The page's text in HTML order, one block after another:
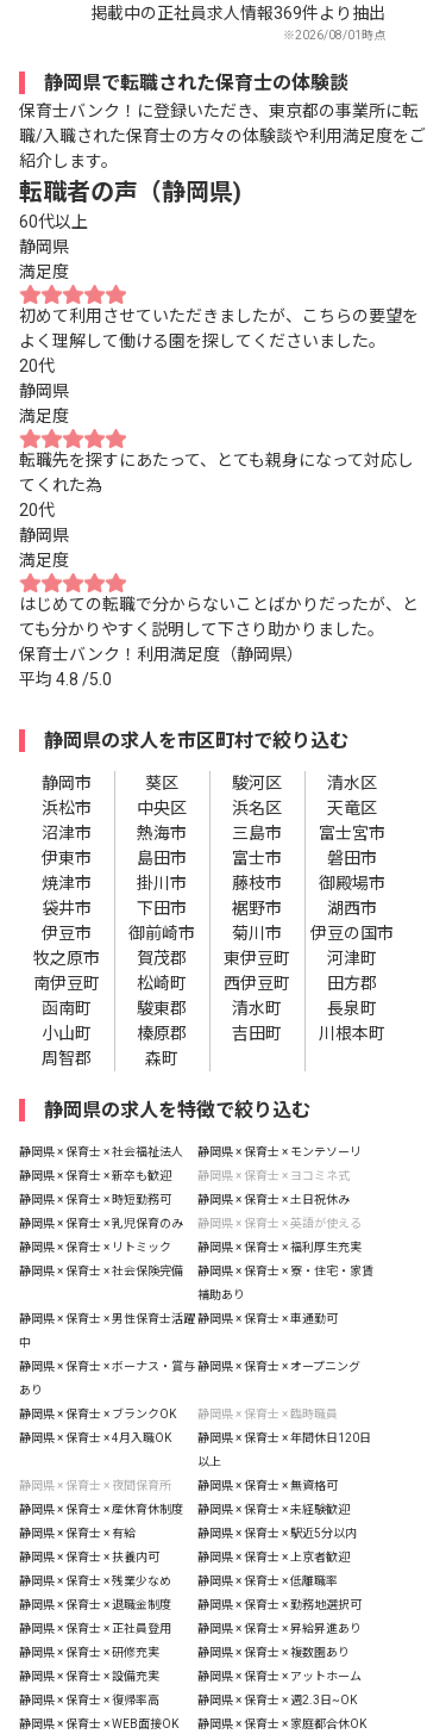
掲載中の正社員求人情報369件より抽出
※2026/08/01時点
静岡県で転職された保育士の体験談
保育士バンク！に登録いただき、東京都の事業所に転
職/入職された保育士の方々の体験談や利用満足度をご
紹介します。
転職者の声（静岡県)
60代以上
静岡県
満足度
初めて利用させていただきましたが、こちらの要望を
よく理解して働ける園を探してくださいました。
20代
静岡県
満足度
転職先を探すにあたって、とても親身になって対応し
てくれた為
20代
静岡県
満足度
はじめての転職で分からないことばかりだったが、と
ても分かりやすく説明して下さり助かりました。
保育士バンク！利用満足度（静岡県）
平均 4.8 /5.0
静岡県の求人を市区町村で絞り込む
静岡市 葵区 駿河区
清水区
浜松市
中央区 浜名区
天竜区
沼津市
熱海市 三島市
富士宮市
伊東市
島田市 富士市
磐田市
焼津市
掛川市 藤枝市
御殿場市
袋井市
下田市 裾野市
湖西市
伊豆市
御前崎市 菊川市
伊豆の国市
牧之原市
賀茂郡 東伊豆町
河津町
南伊豆町
松崎町 西伊豆町
田方郡
函南町
駿東郡 清水町
長泉町
小山町
榛原郡 吉田町
川根本町
周智郡
森町
静岡県の求人を特徴で絞り込む
静岡県 × 保育士 × 社会福祉法人
静岡県 × 保育士 × モンテソーリ
静岡県 × 保育士 × 新卒も歓迎
静岡県 × 保育士 × ヨコミネ式
静岡県 × 保育士 × 時短勤務可
静岡県 × 保育士 × 土日祝休み
静岡県 × 保育士 × 乳児保育のみ
静岡県 × 保育士 × 英語が使える
静岡県 × 保育士 × リトミック
静岡県 × 保育士 × 福利厚生充実
静岡県 × 保育士 × 社会保険完備
静岡県 × 保育士 × 寮・住宅・家賃
補助あり
静岡県 × 保育士 × 男性保育士活躍
中
静岡県 × 保育士 × 車通勤可
静岡県 × 保育士 × ボーナス・賞与
あり
静岡県 × 保育士 × オープニング
静岡県 × 保育士 × ブランクOK
静岡県 × 保育士 × 臨時職員
静岡県 × 保育士 × 4月入職OK
静岡県 × 保育士 × 年間休日120日
以上
静岡県 × 保育士 × 夜間保育所
静岡県 × 保育士 × 無資格可
静岡県 × 保育士 × 産休育休制度
静岡県 × 保育士 × 未経験歓迎
静岡県 × 保育士 × 有給
静岡県 × 保育士 × 駅近5分以内
静岡県 × 保育士 × 扶養内可
静岡県 × 保育士 × 上京者歓迎
静岡県 × 保育士 × 残業少なめ
静岡県 × 保育士 × 低離職率
静岡県 × 保育士 × 退職金制度
静岡県 × 保育士 × 勤務地選択可
静岡県 × 保育士 × 正社員登用
静岡県 × 保育士 × 昇給昇進あり
静岡県 × 保育士 × 研修充実
静岡県 × 保育士 × 複数園あり
静岡県 × 保育士 × 設備充実
静岡県 × 保育士 × アットホーム
静岡県 × 保育士 × 復帰率高
静岡県 × 保育士 × 週2.3日~OK
静岡県 × 保育士 × WEB面接OK
静岡県 × 保育士 × 家庭都合休OK